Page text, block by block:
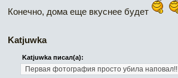
Конечно, дома еще вкуснее будет
Katjuwka
Katjuwka писал(а):
Первая фотография просто убила наповал!!